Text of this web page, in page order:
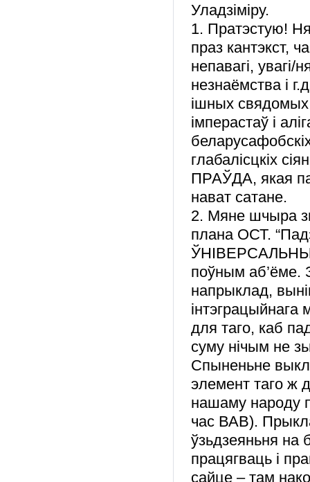
Уладзіміру.
1. Пратэстую!
праз кантэкст,
непавагі,
незнаёмства і
ішных свядомых
імперастаў і
глабалісцкіх
ПРАЎДА, якая
нават сатане.
2. Мяне шчыра
плана ОСТ.
ЎНІВЕРСАЛЬНЫ
поўным аб’ёме. З
напрыклад,
для таго, каб
суму нічым не
Спыненьне
элемент таго ж
нашаму народу
час ВАВ).
ўзьдзеяньня на
працягваць і
сайце – там